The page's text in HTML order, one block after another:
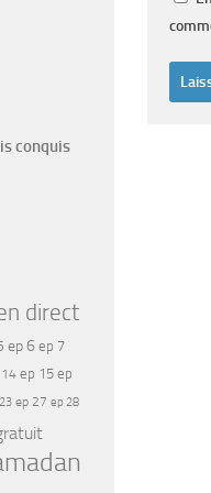
conquis
direct
ep 6 ep 7
ep 15 ep
ep 27 ep 28